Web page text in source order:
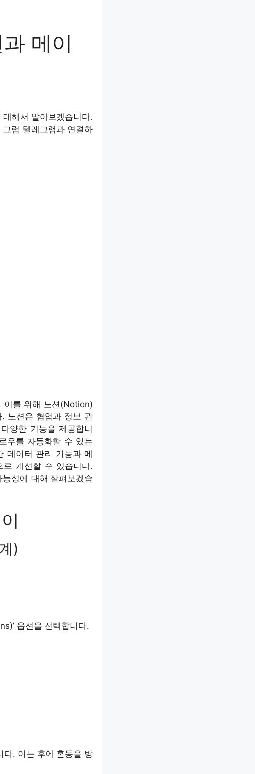
메이
해서 알아보겠습니다.
럼 텔레그램과 연결하
이를 위해 노션(Notion)
노션은 협업과 정보 관
양한 기능을 제공합니
우를 자동화할 수 있는
데이터 관리 기능과 메
로 개선할 수 있습니다.
성에 대해 살펴보겠습
)
옵션을 선택합니다.
다. 이는 후에 혼동을 방